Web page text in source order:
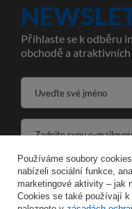
Přihlaste se k odběru
obchodě a atraktivních
Uveďte své jméno
Zadejte svou e-
Souhlasím se zpracováním svých
Používáme soubory
nabízeli sociální funkce,
marketingové aktivity – jak
Cookies se také používají